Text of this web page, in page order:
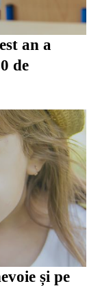
an a
de
și pe